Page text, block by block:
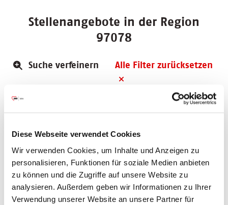
Diese Webseite verwendet Cookies
Wir verwenden Cookies, um Inhalte und Anzeigen zu
personalisieren, Funktionen für soziale Medien anbieten
zu können und die Zugriffe auf unsere Website zu
analysieren. Außerdem geben wir Informationen zu Ihrer
Verwendung unserer Website an unsere Partner für
Stellenangebote in der Region
97078
Suche verfeinern Alle Filter zurücksetzen
Sozialzentrum Jung und Alt
nächstmöglichen Zeitpunkt
6 km